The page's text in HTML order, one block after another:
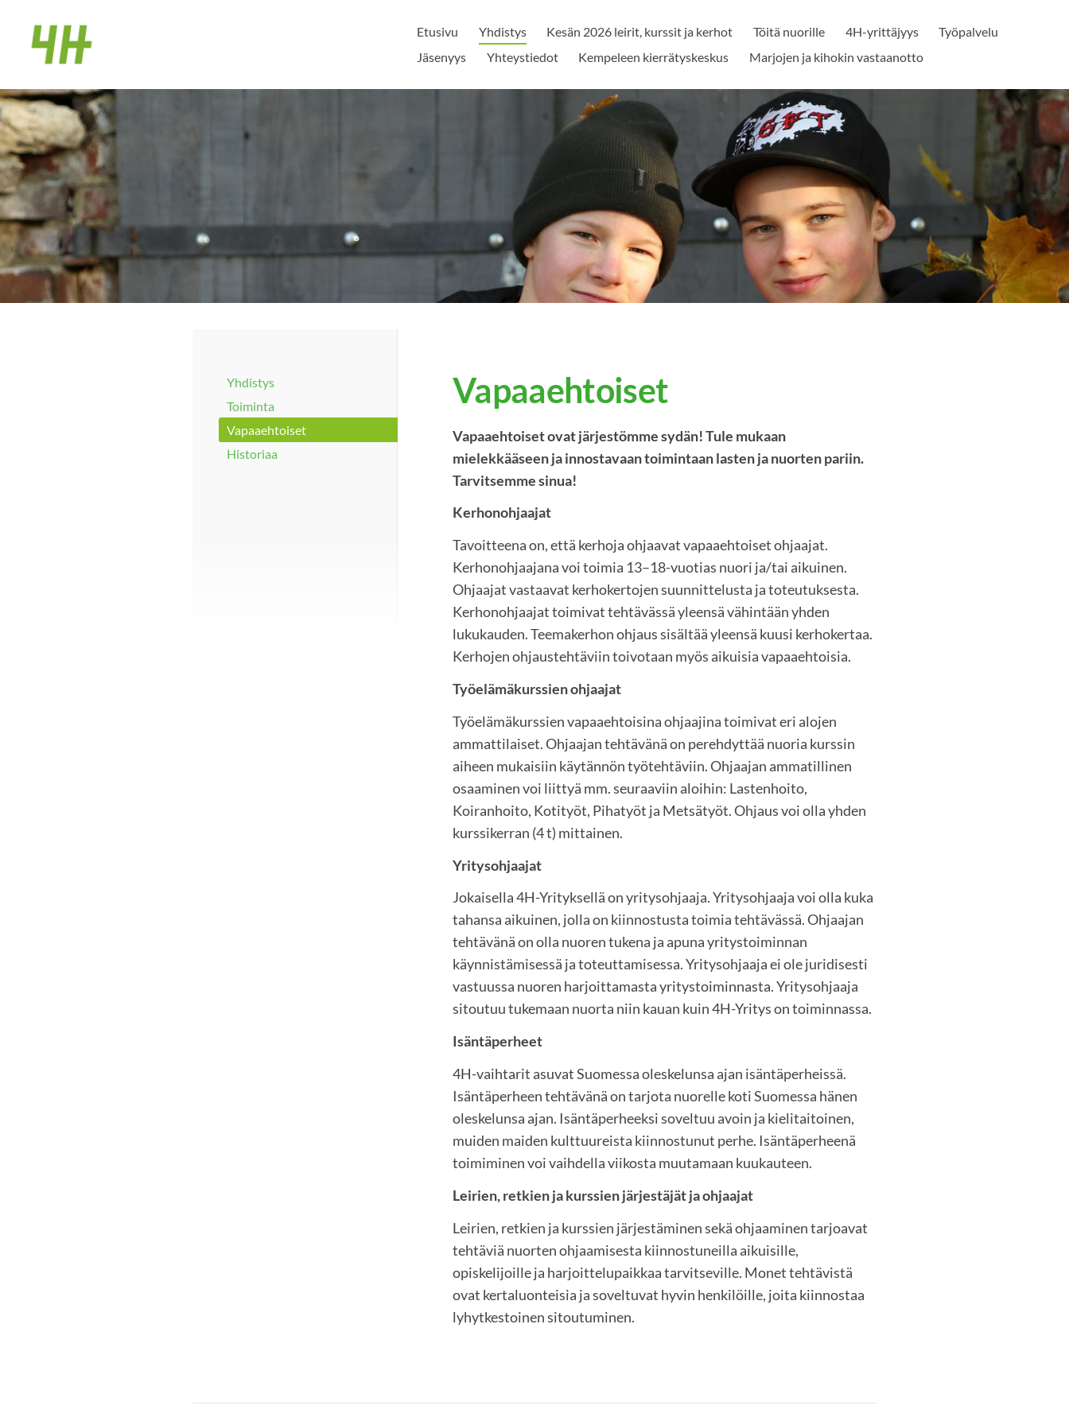
sivun
sisältöön
Lumijoen 4H-yhdistys
Etusivu Yhdistys Kesän 2026 leirit, kurssit ja kerhot Töitä nuorille 4H-yrittäjyys
Työpalvelu
Jäsenyys
Yhteystiedot Kempeleen kierrätyskeskus Marjojen ja kihokin vastaanotto
Yhdistys
Toiminta
Vapaaehtoiset
Historiaa
Vapaaehtoiset
Vapaaehtoiset ovat järjestömme sydän! Tule mukaan
mielekkääseen ja innostavaan toimintaan lasten ja nuorten pariin.
Tarvitsemme sinua!
Kerhonohjaajat
Tavoitteena on, että kerhoja ohjaavat vapaaehtoiset ohjaajat.
Kerhonohjaajana voi toimia 13–18-vuotias nuori ja/tai aikuinen.
Ohjaajat vastaavat kerhokertojen suunnittelusta ja toteutuksesta.
Kerhonohjaajat toimivat tehtävässä yleensä vähintään yhden
lukukauden. Teemakerhon ohjaus sisältää yleensä kuusi kerhokertaa.
Kerhojen ohjaustehtäviin toivotaan myös aikuisia vapaaehtoisia.
Työelämäkurssien ohjaajat
Työelämäkurssien vapaaehtoisina ohjaajina toimivat eri alojen
ammattilaiset. Ohjaajan tehtävänä on perehdyttää nuoria kurssin
aiheen mukaisiin käytännön työtehtäviin. Ohjaajan ammatillinen
osaaminen voi liittyä mm. seuraaviin aloihin: Lastenhoito,
Koiranhoito, Kotityöt, Pihatyöt ja Metsätyöt. Ohjaus voi olla yhden
kurssikerran (4 t) mittainen.
Yritysohjaajat
Jokaisella 4H-Yrityksellä on yritysohjaaja. Yritysohjaaja voi olla kuka
tahansa aikuinen, jolla on kiinnostusta toimia tehtävässä. Ohjaajan
tehtävänä on olla nuoren tukena ja apuna yritystoiminnan
käynnistämisessä ja toteuttamisessa. Yritysohjaaja ei ole juridisesti
vastuussa nuoren harjoittamasta yritystoiminnasta. Yritysohjaaja
sitoutuu tukemaan nuorta niin kauan kuin 4H-Yritys on toiminnassa.
Isäntäperheet
4H-vaihtarit asuvat Suomessa oleskelunsa ajan isäntäperheissä.
Isäntäperheen tehtävänä on tarjota nuorelle koti Suomessa hänen
oleskelunsa ajan. Isäntäperheeksi soveltuu avoin ja kielitaitoinen,
muiden maiden kulttuureista kiinnostunut perhe. Isäntäperheenä
toimiminen voi vaihdella viikosta muutamaan kuukauteen.
Leirien, retkien ja kurssien järjestäjät ja ohjaajat
Leirien, retkien ja kurssien järjestäminen sekä ohjaaminen tarjoavat
tehtäviä nuorten ohjaamisesta kiinnostuneilla aikuisille,
opiskelijoille ja harjoittelupaikkaa tarvitseville. Monet tehtävistä
ovat kertaluonteisia ja soveltuvat hyvin henkilöille, joita kiinnostaa
lyhytkestoinen sitoutuminen.